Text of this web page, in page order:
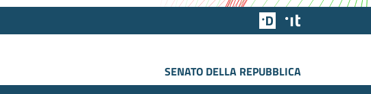
Team Digitale
SENATO DELLA REPUBBLICA